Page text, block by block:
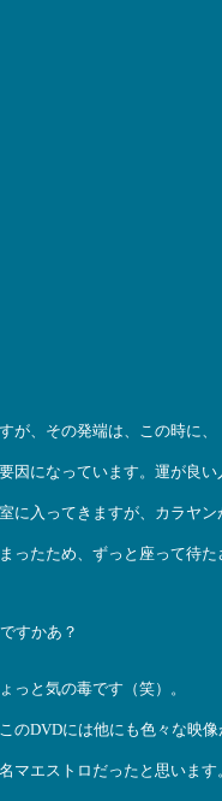
が、その発端は、この時に、
因になっています。運が良い
に入ってきますが、カラヤン
たため、ずっと座って待た
すかあ？
っと気の毒です（笑）。
のDVDには他にも色々な映像
マエストロだったと思います